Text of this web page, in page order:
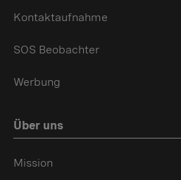
Kontaktaufnahme
SOS Beobachter
Werbung
Über uns
Mission